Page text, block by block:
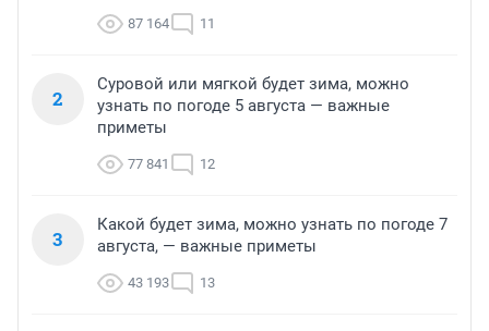
87 164 11
2
Суровой или мягкой будет зима, можно
узнать по погоде 5 августа — важные
приметы
77 841 12
3
Какой будет зима, можно узнать по погоде 7
августа, — важные приметы
43 193 13